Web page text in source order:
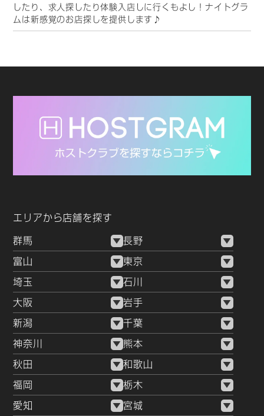
したり、求人探したり体験入店しに行くもよし！ナイトグラ
ムは新感覚のお店探しを提供します♪
エリアから店舗を探す
群馬 長野
富山 東京
埼玉 石川
大阪 岩手
新潟 千葉
神奈川 熊本
秋田 和歌山
福岡 栃木
愛知 宮城